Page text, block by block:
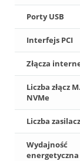
Porty USB
Interfejs PCI
Złącza
Liczba złącz
NVMe
Liczba
Wydajność
energetyczna